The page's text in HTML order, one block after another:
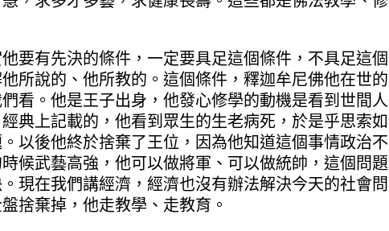
要有先決的條件，一定要具足這個條件，不具足這個
所說的、他所教的。這個條件，釋迦牟尼佛他在世的
看。他是王子出身，他發心修學的動機是看到世間人
典上記載的，他看到眾生的生老病死，於是乎思索如
以後他終於捨棄了王位，因為他知道這個事情政治不
候武藝高強，他可以做將軍、可以做統帥，這個問題
現在我們講經濟，經濟也沒有辦法解決今天的社會問
捨棄掉，他走教學、走教育。